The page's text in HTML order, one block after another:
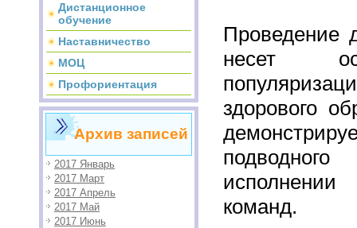
Дистанционное
обучение
Наставничество
МОЦ
Профориентация
Архив записей
2017 Январь
2017 Март
2017 Апрель
2017 Май
2017 Июнь
Проведение
несет
здорового
команд.